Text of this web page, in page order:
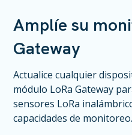
Amplíe su
Gateway
Actualice cualquier
módulo LoRa Gateway
sensores LoRa
capacidades de monitoreo.